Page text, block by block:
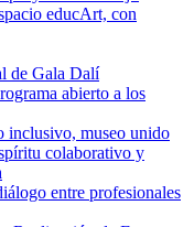
educArt, con
de Gala Dalí
abierto a los
inclusivo, museo unido
colaborativo y
entre profesionales